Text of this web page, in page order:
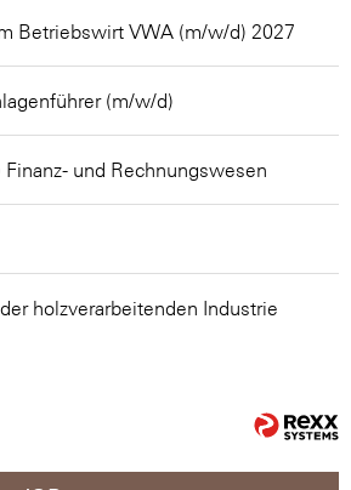
Betriebswirt VWA (m/w/d) 2027
(m/w/d)
und Rechnungswesen
holzverarbeitenden Industrie